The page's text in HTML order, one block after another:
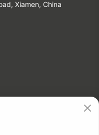
Xiamen, China